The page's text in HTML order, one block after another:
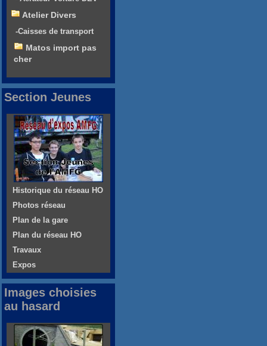
Atelier Divers
-Caisses de transport
Matos import pas
cher
Section Jeunes
Historique du réseau HO
Photos réseau
Plan de la gare
Plan du réseau HO
Travaux
Expos
Images choisies
au hasard